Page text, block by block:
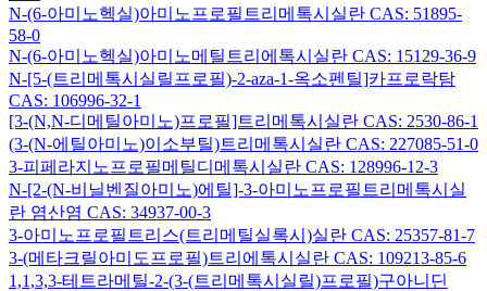
N-(6-아미노헥실)아미노프로필트리메톡시실란 CAS: 51895-
58-0
N-(6-아미노헥실)아미노메틸트리에톡시실란 CAS: 15129-36-9
N-[5-(트리메톡시실릴프로필)-2-aza-1-옥소펜틸]카프로락탐
CAS: 106996-32-1
[3-(N,N-디메틸아미노)프로필]트리메톡시실란 CAS: 2530-86-1
(3-(N-에틸아미노)이소부틸)트리메톡시실란 CAS: 227085-51-0
3-피페라지노프로필메틸디메톡시실란 CAS: 128996-12-3
N-[2-(N-비닐벤질아미노)에틸]-3-아미노프로필트리메톡시실
란 염산염 CAS: 34937-00-3
3-아미노프로필트리스(트리메틸실록시)실란 CAS: 25357-81-7
3-(메타크릴아미도프로필)트리에톡시실란 CAS: 109213-85-6
1,1,3,3-테트라메틸-2-(3-(트리메톡시실릴)프로필)구아니딘